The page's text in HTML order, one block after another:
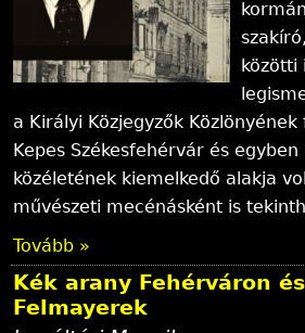
közötti
a Királyi Közjegyzők Közlönyének
Kepes Székesfehérvár és
közéletének kiemelkedő alakja
művészeti mecénásként is
Tovább »
Kék arany Fehérváron
Felmayerek